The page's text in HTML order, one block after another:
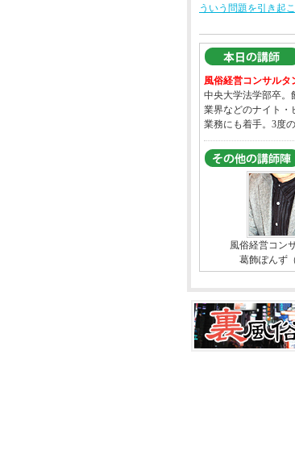
ういう問題を引き起
風俗経営コンサル
中央大学法学部卒。
業界などのナイト・
業務にも着手。3度
風俗経営コン
葛飾ぽんず